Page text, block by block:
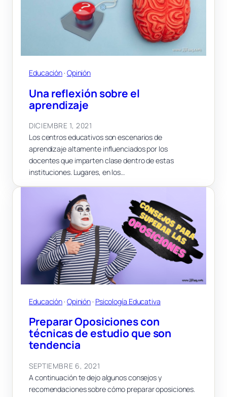
Educación · Opinión
Una reflexión sobre el
aprendizaje
DICIEMBRE 1, 2021
Los centros educativos son escenarios de
aprendizaje altamente influenciados por los
docentes que imparten clase dentro de estas
instituciones. Lugares, en los…
Educación · Opinión · Psicología Educativa
Preparar Oposiciones con
técnicas de estudio que son
tendencia
SEPTIEMBRE 6, 2021
A continuación te dejo algunos consejos y
recomendaciones sobre cómo preparar oposiciones.